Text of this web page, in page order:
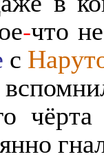
-что
с